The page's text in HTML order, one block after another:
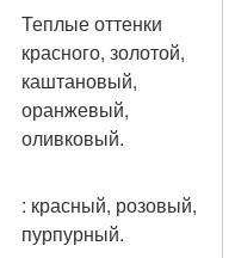
Теплые оттенки
красного, золотой,
каштановый,
оранжевый,
оливковый.
: красный, розовый,
пурпурный.